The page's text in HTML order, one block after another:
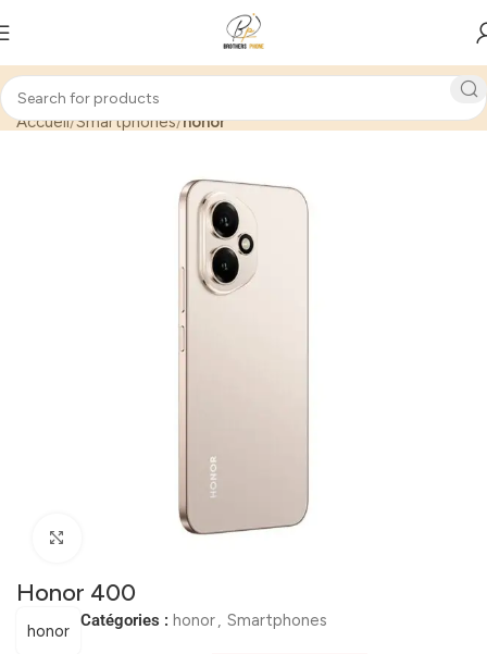
Accueil Smartphones honor
Click to enlarge
Honor 400
honor
Catégories : honor, Smartphones